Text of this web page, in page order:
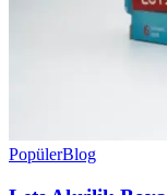
PopülerBlog